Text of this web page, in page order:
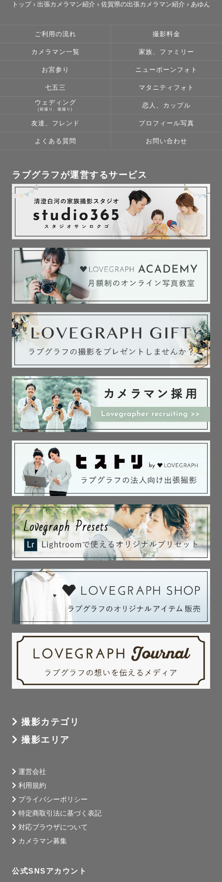
トップ › 出張カメラマン紹介 › 佐賀県の出張カメラマン紹介 › あゆん
ご利用の流れ 撮影料金
カメラマン一覧 家族、ファミリー
お宮参り ニューボーンフォト
七五三 マタニティフォト
ウェディング
(前撮り、後撮り)
恋人、カップル
友達、フレンド プロフィール写真
よくある質問 お問い合わせ
ラブグラフが運営するサービス
撮影カテゴリ
撮影エリア
運営会社
利用規約
プライバシーポリシー
特定商取引法に基づく表記
対応ブラウザについて
カメラマン募集
公式SNSアカウント